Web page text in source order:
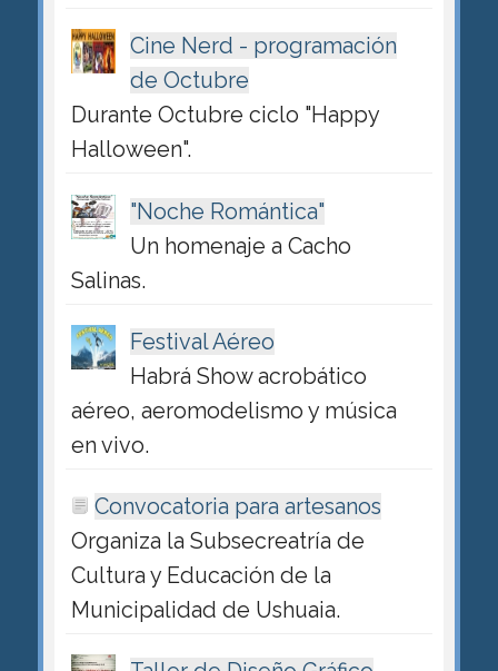
Cine Nerd - programación
de Octubre
Durante Octubre ciclo "Happy
Halloween".
"Noche Romántica"
Un homenaje a Cacho
Salinas.
Festival Aéreo
Habrá Show acrobático
aéreo, aeromodelismo y música
en vivo.
Convocatoria para artesanos
Organiza la Subsecreatría de
Cultura y Educación de la
Municipalidad de Ushuaia.